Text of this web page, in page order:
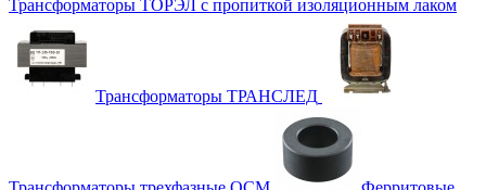
Трансформаторы ТОРЭЛ с пропиткой изоляционным лаком
Трансформаторы ТРАНСЛЕД